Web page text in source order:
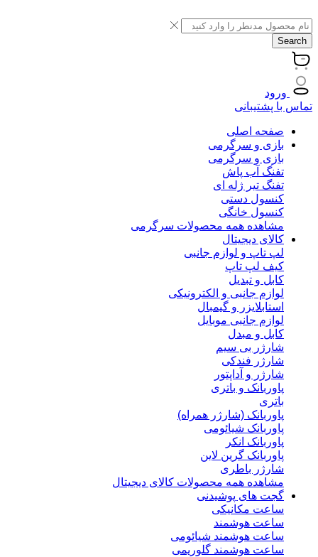
Search
ورود
تماس با پشتیبانی
صفحه اصلی
بازی و سرگرمی
بازی و سرگرمی
تفنگ آب پاش
تفنگ تیر ژله ای
کنسول دستی
کنسول خانگی
مشاهده همه محصولات سرگرمی
کالای دیجیتال
لپ تاپ و لوازم جانبی
کیف لپ تاپ
کابل و تبدیل
لوازم جانبی و الکترونیکی
استابلایزر و گیمبال
لوازم جانبی موبایل
کابل و مبدل
شارژر بی سیم
شارژر فندکی
شارژر و آداپتور
پاوربانک و باتری
باتری
پاوربانک (شارژر همراه)
پاوربانک شیائومی
پاوربانک انکر
پاوربانک گرین لاین
شارژر باطری
مشاهده همه محصولات کالای دیجیتال
گجت های پوشیدنی
ساعت مکانیکی
ساعت هوشمند
ساعت هوشمند شیائومی
ساعت هوشمند گلوریمی